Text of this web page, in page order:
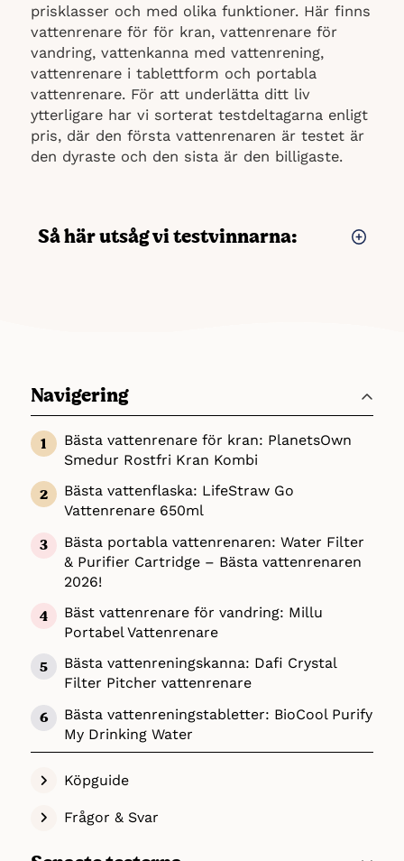
prisklasser och med olika funktioner. Här finns
vattenrenare för för kran, vattenrenare för
vandring, vattenkanna med vattenrening,
vattenrenare i tablettform och portabla
vattenrenare. För att underlätta ditt liv
ytterligare har vi sorterat testdeltagarna enligt
pris, där den första vattenrenaren är testet är
den dyraste och den sista är den billigaste.
Så här utsåg vi testvinnarna:
relativt prisvänlig!
I sökandet efter den bästa vattenrenaren har
vi gjort gedigen research, pratat med
specifikationer – allt för att få en så tydlig
bild det bara går av vad som faktiskt skiljer
den vattenrenare som är bäst från den som
inte är det. När det kommer till vattenrenare
reningseffekt, enkelhet att använda och pris
viktiga komponenter.
Med de sex vattenrenare vi handplockat ovan
besviken.
Navigering
Bästa vattenrenare för kran: PlanetsOwn
Smedur Rostfri Kran Kombi
Bästa vattenflaska: LifeStraw Go
Vattenrenare 650ml
Bästa portabla vattenrenaren: Water Filter
& Purifier Cartridge – Bästa vattenrenaren
2026!
Bäst vattenrenare för vandring: Millu
Portabel Vattenrenare
Bästa vattenreningskanna: Dafi Crystal
Filter Pitcher vattenrenare
Bästa vattenreningstabletter: BioCool Purify
My Drinking Water
Köpguide
Frågor & Svar